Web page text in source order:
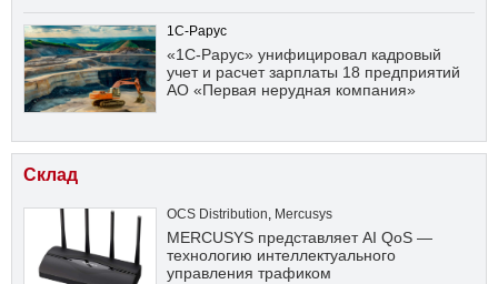
1С-Рарус
«1С-Рарус» унифицировал кадровый
учет и расчет зарплаты 18 предприятий
АО «Первая нерудная компания»
Склад
OCS Distribution, Mercusys
MERCUSYS представляет AI QoS —
технологию интеллектуального
управления трафиком